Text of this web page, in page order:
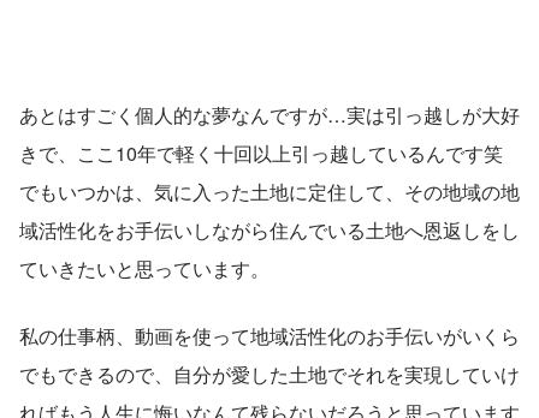
あとはすごく個人的な夢なんですが…実は引っ越しが大好
きで、ここ10年で軽く十回以上引っ越しているんです笑
でもいつかは、気に入った土地に定住して、その地域の地
域活性化をお手伝いしながら住んでいる土地へ恩返しをし
ていきたいと思っています。
私の仕事柄、動画を使って地域活性化のお手伝いがいくら
でもできるので、自分が愛した土地でそれを実現していけ